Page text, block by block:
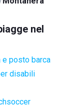
nel
e posto barca
disabili